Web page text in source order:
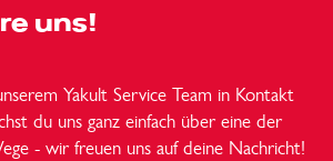
uns!
Yakult Service Team in Kontakt
du uns ganz einfach über eine der
- wir freuen uns auf deine Nachricht!